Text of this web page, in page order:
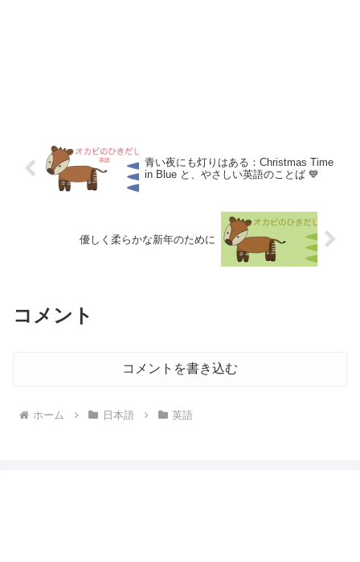
青い夜にも灯りはある：Christmas Time
in Blue と、やさしい英語のことば 💙
優しく柔らかな新年のために
コメント
コメントを書き込む
ホーム 日本語 英語